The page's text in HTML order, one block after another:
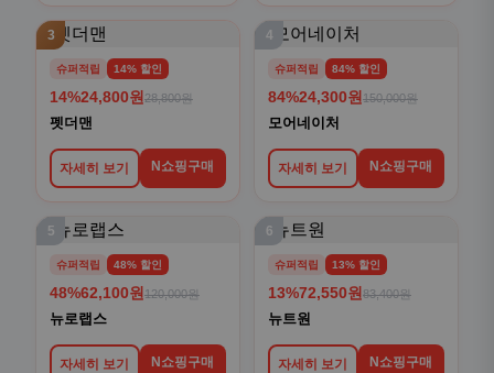
3
슈퍼적립 14% 할인
14%24,800원 28,800원
펫더맨
자세히 보기 N쇼핑구매
4
슈퍼적립 84% 할인
84%24,300원 150,000원
모어네이처
자세히 보기 N쇼핑구매
5
슈퍼적립 48% 할인
48%62,100원 120,000원
뉴로랩스
자세히 보기 N쇼핑구매
6
슈퍼적립 13% 할인
13%72,550원 83,400원
뉴트원
자세히 보기 N쇼핑구매